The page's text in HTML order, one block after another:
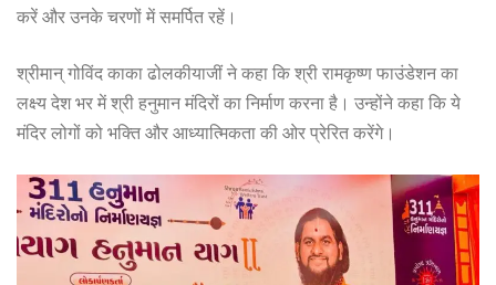
करें और उनके चरणों में समर्पित रहें।
श्रीमान् गोविंद काका ढोलकीयाजीं ने कहा कि श्री रामकृष्ण फाउंडेशन का
लक्ष्य देश भर में श्री हनुमान मंदिरों का निर्माण करना है। उन्होंने कहा कि ये
मंदिर लोगों को भक्ति और आध्यात्मिकता की ओर प्रेरित करेंगे।